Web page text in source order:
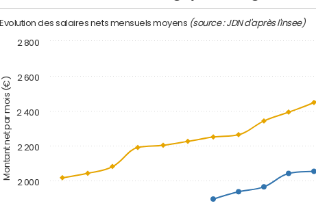
Montant net par mois (€)
Evolution des salaires nets mensuels moyens (source : JDN d'après l'Insee)
2 000
2 200
2 400
2 600
2 800